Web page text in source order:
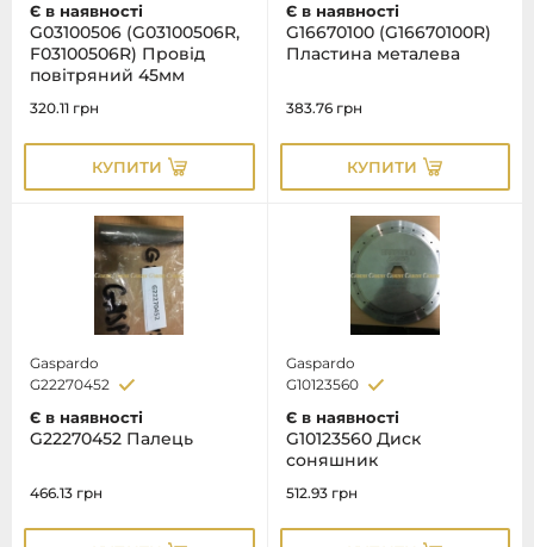
Є в наявності
G03100506 (G03100506R,
F03100506R) Провід
повітряний 45мм
320.11 грн
КУПИТИ
Є в наявності
G16670100 (G16670100R)
Пластина металева
383.76 грн
КУПИТИ
Gaspardo
G22270452
Є в наявності
G22270452 Палець
466.13 грн
Gaspardo
G10123560
Є в наявності
G10123560 Диск
соняшник
512.93 грн